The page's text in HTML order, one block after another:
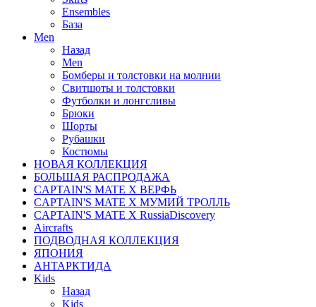
Ensembles
База
Men
Назад
Men
Бомберы и толстовки на молнии
Свитшоты и толстовки
Футболки и лонгсливы
Брюки
Шорты
Рубашки
Костюмы
НОВАЯ КОЛЛЕКЦИЯ
БОЛЬШАЯ РАСПРОДАЖА
CAPTAIN'S MATE X ВЕРФЬ
CAPTAIN'S MATE Х МУМИЙ ТРОЛЛЬ
CAPTAIN'S MATE X RussiaDiscovery
Aircrafts
ПОДВОДНАЯ КОЛЛЕКЦИЯ
ЯПОНИЯ
АНТАРКТИДА
Kids
Назад
Kids